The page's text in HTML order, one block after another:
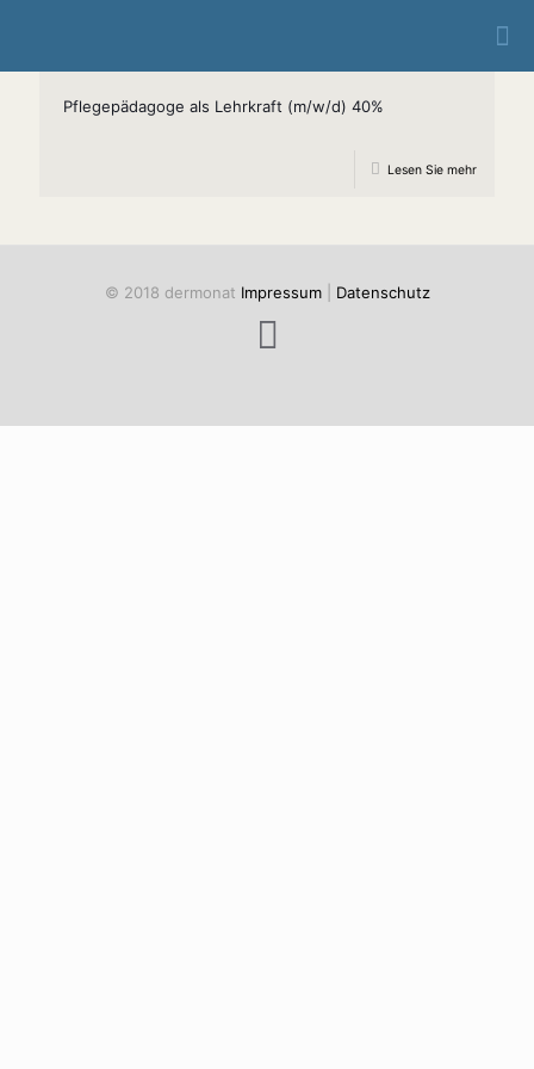
Pflegepädagoge als Lehrkraft (m/w/d) 40%
Lesen Sie mehr
© 2018 dermonat Impressum| Datenschutz